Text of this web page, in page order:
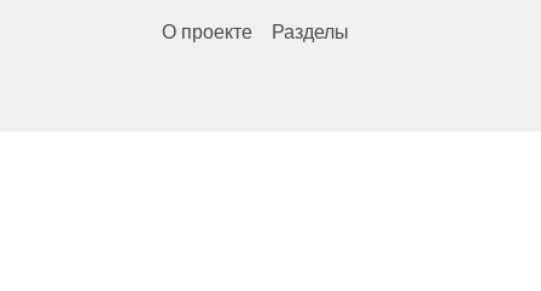
О проекте Разделы